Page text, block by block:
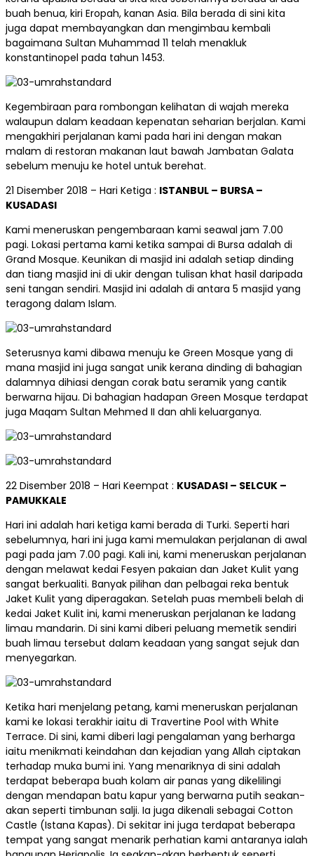
buah benua, kiri Eropah, kanan Asia. Bila berada di sini kita
juga dapat membayangkan dan mengimbau kembali
bagaimana Sultan Muhammad 11 telah menakluk
konstantinopel pada tahun 1453.
Kegembiraan para rombongan kelihatan di wajah mereka
walaupun dalam keadaan kepenatan seharian berjalan. Kami
mengakhiri perjalanan kami pada hari ini dengan makan
malam di restoran makanan laut bawah Jambatan Galata
sebelum menuju ke hotel untuk berehat.
21 Disember 2018 – Hari Ketiga : ISTANBUL – BURSA –
KUSADASI
Kami meneruskan pengembaraan kami seawal jam 7.00
pagi. Lokasi pertama kami ketika sampai di Bursa adalah di
Grand Mosque. Keunikan di masjid ini adalah setiap dinding
dan tiang masjid ini di ukir dengan tulisan khat hasil daripada
seni tangan sendiri. Masjid ini adalah di antara 5 masjid yang
teragong dalam Islam.
Seterusnya kami dibawa menuju ke Green Mosque yang di
mana masjid ini juga sangat unik kerana dinding di bahagian
dalamnya dihiasi dengan corak batu seramik yang cantik
berwarna hijau. Di bahagian hadapan Green Mosque terdapat
juga Maqam Sultan Mehmed II dan ahli keluarganya.
22 Disember 2018 – Hari Keempat : KUSADASI – SELCUK –
PAMUKKALE
Hari ini adalah hari ketiga kami berada di Turki. Seperti hari
sebelumnya, hari ini juga kami memulakan perjalanan di awal
pagi pada jam 7.00 pagi. Kali ini, kami meneruskan perjalanan
dengan melawat kedai Fesyen pakaian dan Jaket Kulit yang
sangat berkualiti. Banyak pilihan dan pelbagai reka bentuk
Jaket Kulit yang diperagakan. Setelah puas membeli belah di
kedai Jaket Kulit ini, kami meneruskan perjalanan ke ladang
limau mandarin. Di sini kami diberi peluang memetik sendiri
buah limau tersebut dalam keadaan yang sangat sejuk dan
menyegarkan.
Ketika hari menjelang petang, kami meneruskan perjalanan
kami ke lokasi terakhir iaitu di Travertine Pool with White
Terrace. Di sini, kami diberi lagi pengalaman yang berharga
iaitu menikmati keindahan dan kejadian yang Allah ciptakan
terhadap muka bumi ini. Yang menariknya di sini adalah
terdapat beberapa buah kolam air panas yang dikelilingi
dengan mendapan batu kapur yang berwarna putih seakan-
akan seperti timbunan salji. Ia juga dikenali sebagai Cotton
Castle (Istana Kapas). Di sekitar ini juga terdapat beberapa
tempat yang sangat menarik perhatian kami antaranya ialah